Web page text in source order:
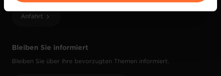
vos données personnelles, vous pouvez consulter notre
Charte d’usage des cookies
Bleiben Sie informiert
Bleiben Sie über Ihre bevorzugten Themen informiert.
Anfahrt